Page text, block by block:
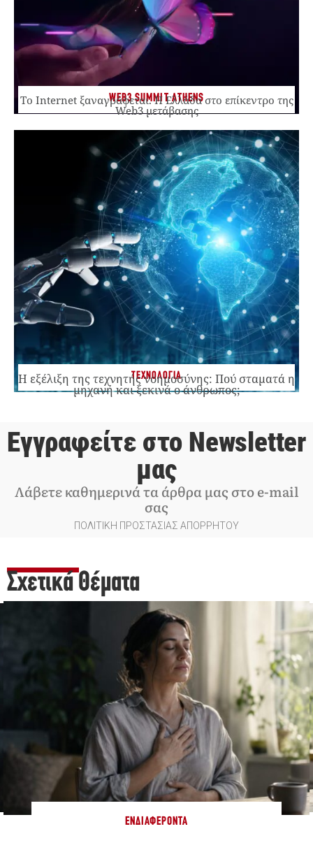
WEB3 SUMMIT ATHENS
Το Internet ξαναγράφεται. Η Ελλάδα στο επίκεντρο της
Web3 μετάβασης
ΤΕΧΝΟΛΟΓΙΑ
Η εξέλιξη της τεχνητής νοημοσύνης: Πού σταματά η
μηχανή και ξεκινά ο άνθρωπος;
Εγγραφείτε στο Newsletter
μας
Λάβετε καθημερινά τα άρθρα μας στο e-mail
σας
ΠΟΛΙΤΙΚΗ ΠΡΟΣΤΑΣΙΑΣ ΑΠΟΡΡΗΤΟΥ
Σχετικά Θέματα
ΕΝΔΙΑΦΈΡΟΝΤΑ